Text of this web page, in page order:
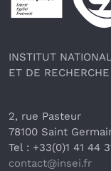
INSTITUT
ET DE
2, rue Pasteur
78100 Saint
Tel : +33(0)1 41 44
contact@insei.fr